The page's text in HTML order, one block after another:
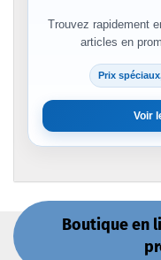
Trouvez rapidement
articles en
Prix
Voir
Boutique en